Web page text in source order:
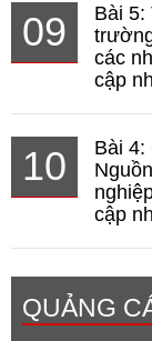
09
Bài 5:
các
cập
10
Bài 4:
cập
QUẢNG